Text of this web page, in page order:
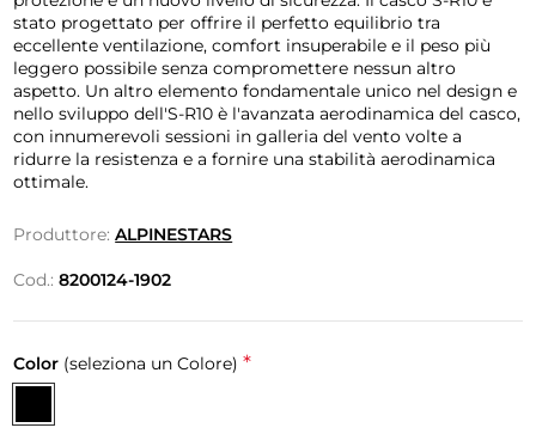
stato progettato per offrire il perfetto equilibrio tra
eccellente ventilazione, comfort insuperabile e il peso più
leggero possibile senza compromettere nessun altro
aspetto. Un altro elemento fondamentale unico nel design e
nello sviluppo dell'S-R10 è l'avanzata aerodinamica del casco,
con innumerevoli sessioni in galleria del vento volte a
ridurre la resistenza e a fornire una stabilità aerodinamica
ottimale.
Produttore: ALPINESTARS
Cod.: 8200124-1902
Color (seleziona un Colore) *